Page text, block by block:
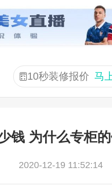
10秒装修报价 马
钱 为什么专柜
2020-12-19 11:52:14